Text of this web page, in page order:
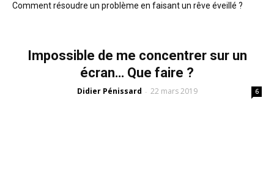
Comment résoudre un problème en faisant un rêve éveillé ?
Impossible de me concentrer sur un
écran… Que faire ?
Didier Pénissard - 22 mars 2019 6